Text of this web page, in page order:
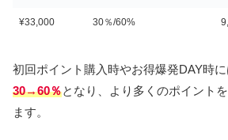
¥33,000 30％/60%
初回ポイント購入時やお得爆発DAY時に
30→60％となり、より多くのポイント
ます。